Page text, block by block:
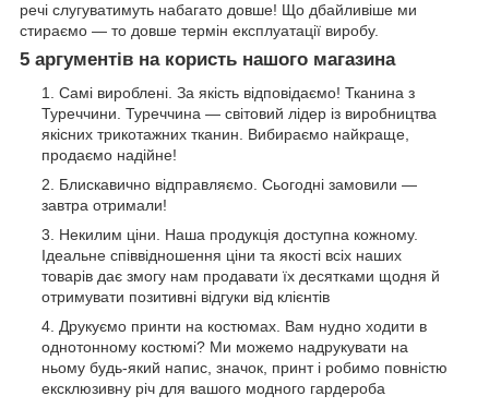
речі слугуватимуть набагато довше! Що дбайливіше ми
стираємо — то довше термін експлуатації виробу.
5 аргументів на користь нашого магазина
Самі вироблені. За якість відповідаємо! Тканина з
Туреччини. Туреччина — світовий лідер із виробництва
якісних трикотажних тканин. Вибираємо найкраще,
продаємо надійне!
Блискавично відправляємо. Сьогодні замовили —
завтра отримали!
Некилим ціни. Наша продукція доступна кожному.
Ідеальне співвідношення ціни та якості всіх наших
товарів дає змогу нам продавати їх десятками щодня й
отримувати позитивні відгуки від клієнтів
Друкуємо принти на костюмах. Вам нудно ходити в
однотонному костюмі? Ми можемо надрукувати на
ньому будь-який напис, значок, принт і робимо повністю
ексклюзивну річ для вашого модного гардероба